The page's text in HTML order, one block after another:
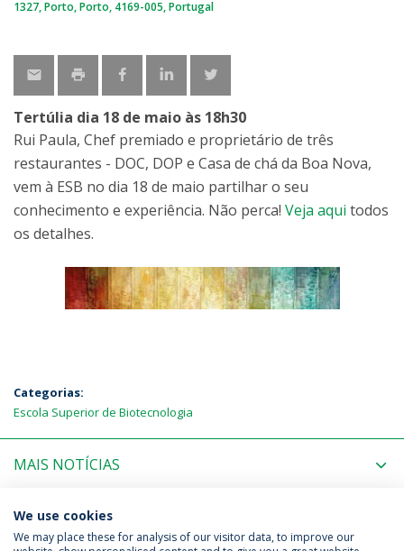
1327 Porto Porto 4169-005 Portugal
Tertúlia dia 18 de maio às 18h30
Rui Paula, Chef premiado e proprietário de três
restaurantes - DOC, DOP e Casa de chá da Boa Nova,
vem à ESB no dia 18 de maio partilhar o seu
conhecimento e experiência. Não perca! Veja aqui todos
os detalhes.
Categorias:
Escola Superior de Biotecnologia
MAIS NOTÍCIAS
PRÓXIMOS EVENTOS
We use cookies
We may place these for analysis of our visitor data, to improve our